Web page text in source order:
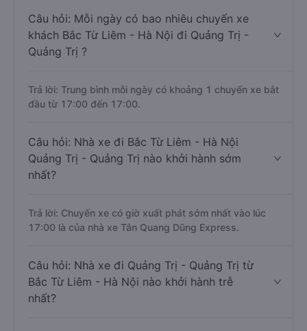
Câu hỏi: Mỗi ngày có bao nhiêu chuyến xe
khách Bắc Từ Liêm - Hà Nội đi Quảng Trị -
Quảng Trị ?
Trả lời: Trung bình mỗi ngày có khoảng 1 chuyến xe bắt
đầu từ 17:00 đến 17:00.
Câu hỏi: Nhà xe đi Bắc Từ Liêm - Hà Nội
Quảng Trị - Quảng Trị nào khởi hành sớm
nhất?
Trả lời: Chuyến xe có giờ xuất phát sớm nhất vào lúc
17:00 là của nhà xe Tân Quang Dũng Express.
Câu hỏi: Nhà xe đi Quảng Trị - Quảng Trị từ
Bắc Từ Liêm - Hà Nội nào khởi hành trễ
nhất?